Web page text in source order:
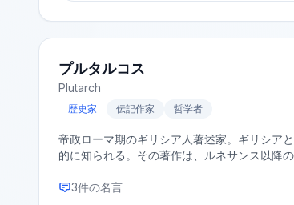
プルタルコス
Plutarch
歴史家 伝記作家 哲学者
帝政ローマ期のギリシア人著述家。ギリシア
的に知られる。その著作は、ルネサンス以降
3件の名言